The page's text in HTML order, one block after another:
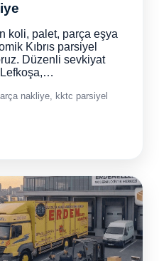
koli, palet, parça eşya
Kıbrıs parsiyel
Düzenli sevkiyat
Lefkoşa,…
nakliye, kktc parsiyel